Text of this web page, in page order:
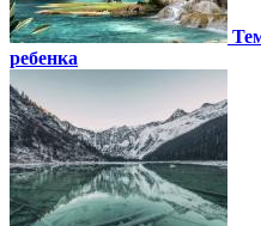
ребенка